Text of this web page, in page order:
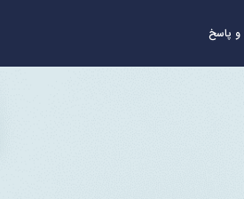
پاسخ